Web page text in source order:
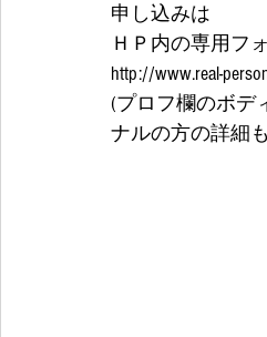
申し込みは
ＨＰ内の専用フ
http://www.real-
(プロフ欄のボデ
ナルの方の詳細